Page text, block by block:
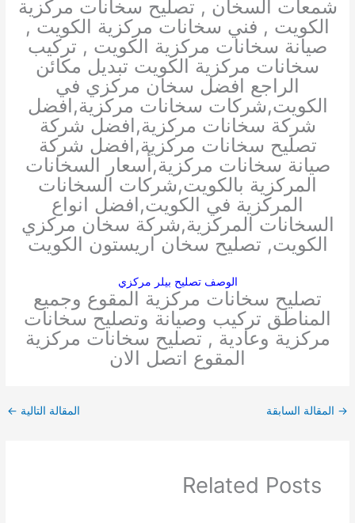
شمعات السخان , تصليح سخانات مركزية
الكويت , فني سخانات مركزية الكويت ,
صيانة سخانات مركزية الكويت , تركيب
سخانات مركزية الكويت تبديل مكائن
الراجع افضل سخان مركزي في
الكويت,شركات سخانات مركزية,افضل
شركة سخانات مركزية,افضل شركة
تصليح سخانات مركزية,افضل شركة
صيانة سخانات مركزية,أسعار السخانات
المركزية بالكويت,شركات السخانات
المركزية في الكويت,افضل انواع
السخانات المركزية,شركة سخان مركزي
الكويت, تصليح سخان اريستون الكويت
الوصف تصليح بيلر مركزي
تصليح سخانات مركزية المقوع وجميع
المناطق تركيب وصيانة وتصليح سخانات
مركزية وعادية , تصليح سخانات مركزية
المقوع اتصل الان
→ المقالة السابقة المقالة التالية ←
Related Posts